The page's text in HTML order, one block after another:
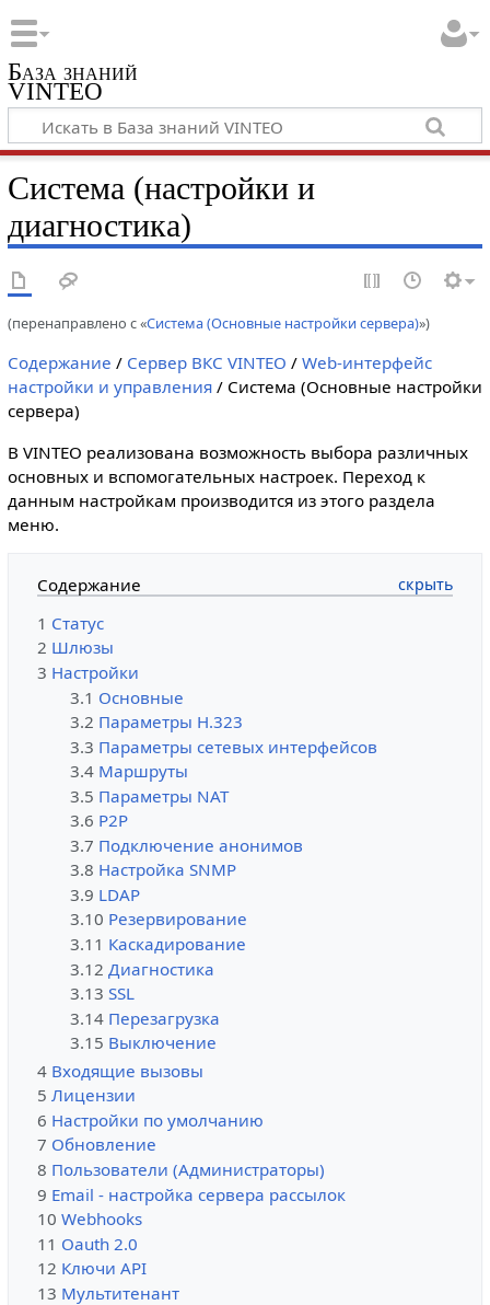
База знаний
VINTEO
Система (настройки и
диагностика)
(перенаправлено с «Система (Основные настройки сервера)»)
Содержание / Сервер ВКС VINTEO / Web-интерфейс
настройки и управления/ Система (Основные настройки
сервера)
В VINTEO реализована возможность выбора различных
основных и вспомогательных настроек. Переход к
данным настройкам производится из этого раздела
меню.
Содержание
1 Статус
2 Шлюзы
3 Настройки
3.1 Основные
3.2 Параметры H.323
3.3 Параметры сетевых интерфейсов
3.4 Маршруты
3.5 Параметры NAT
3.6 P2P
3.7 Подключение анонимов
3.8 Настройка SNMP
3.9 LDAP
3.10 Резервирование
3.11 Каскадирование
3.12 Диагностика
3.13 SSL
3.14 Перезагрузка
3.15 Выключение
4 Входящие вызовы
5 Лицензии
6 Настройки по умолчанию
7 Обновление
8 Пользователи (Администраторы)
9 Email - настройка сервера рассылок
10 Webhooks
11 Oauth 2.0
12 Ключи API
13 Мультитенант